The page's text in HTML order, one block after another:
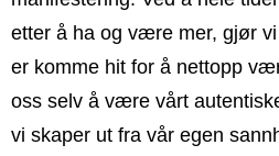
etter å ha og være mer, gjør
er komme hit for å nettopp
oss selv å være vårt
vi skaper ut fra vår egen